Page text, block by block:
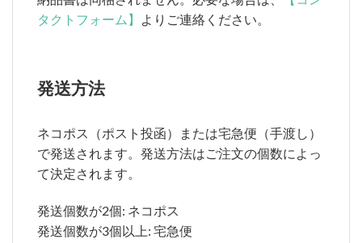
タクトフォーム】
よりご連絡ください。
発送方法
ネコポス（ポスト投函）または宅急便（手渡し）
で発送されます。発送方法はご注文の個数によっ
て決定されます。
発送個数が2個: ネコポス
発送個数が3個以上: 宅急便